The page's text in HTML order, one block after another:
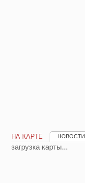
НА КАРТЕ НОВОСТИ
загрузка карты...